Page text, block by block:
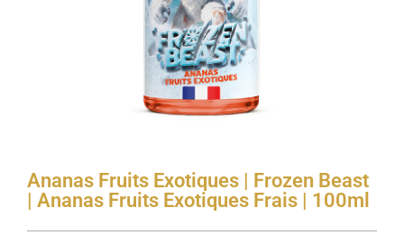
Ananas Fruits Exotiques | Frozen Beast
| Ananas Fruits Exotiques Frais | 100ml